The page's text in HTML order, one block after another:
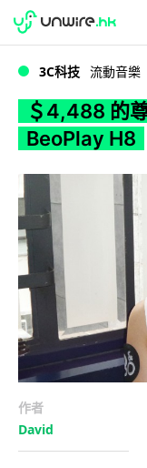
WWDC 2026
3C科技 流動音樂
＄4,488 的
BeoPlay H8
作者
David